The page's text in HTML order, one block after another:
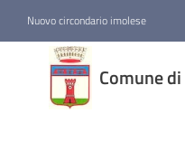
Nuovo circondario imolese
Comune
Comune di